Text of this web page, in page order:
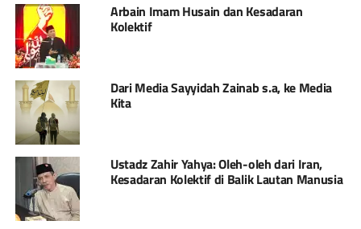
Arbain Imam Husain dan Kesadaran
Kolektif
Dari Media Sayyidah Zainab s.a, ke Media
Kita
Ustadz Zahir Yahya: Oleh-oleh dari Iran,
Kesadaran Kolektif di Balik Lautan Manusia